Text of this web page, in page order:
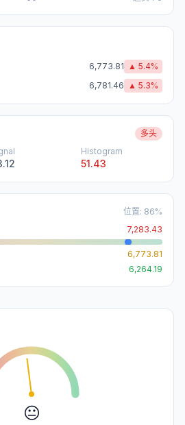
6,773.81 ▲ 5.4%
6,781.46 ▲ 5.3%
多头
Histogram
51.43
位置: 86%
7,283.43
6,773.81
6,264.19
😐